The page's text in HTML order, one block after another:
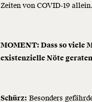
Zeiten von COVID-19 allein.
MOMENT: Dass so viele
existenzielle Nöte
Schürz: Besonders